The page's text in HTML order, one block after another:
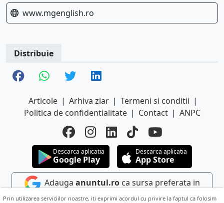
www.mgenglish.ro
Distribuie
Articole | Arhiva ziar | Termeni si conditii |
Politica de confidentialitate | Contact | ANPC
Descarca aplicatia
Google Play
Descarca aplicatia
App Store
Adauga anuntul.roca sursa preferata in
Google
Prin utilizarea serviciilor noastre, iti exprimi acordul cu privire la faptul ca folosim